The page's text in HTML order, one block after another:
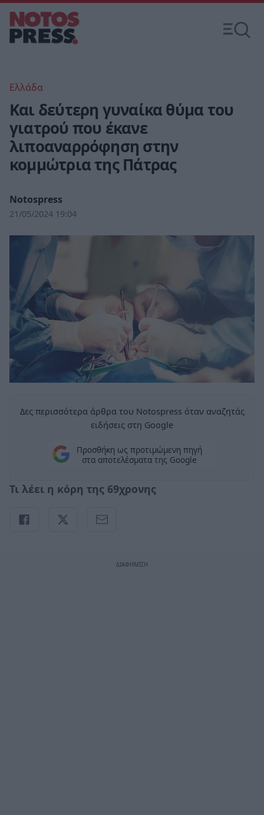
Ελλάδα
Και δεύτερη γυναίκα θύμα του
γιατρού που έκανε
λιποαναρρόφηση στην
κομμώτρια της Πάτρας
Notospress
21/05/2024 19:04
Δες περισσότερα άρθρα του Notospress όταν αναζητάς
ειδήσεις στη Google
Προσθήκη ως προτιμώμενη πηγή
στα αποτελέσματα της Google
Τι λέει η κόρη της 69χρονης